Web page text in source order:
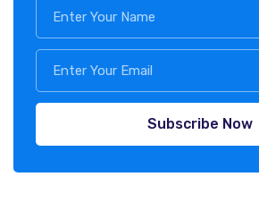
Subscribe Now